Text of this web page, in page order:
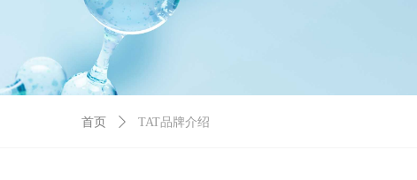
首页 ꄲ TAT品牌介绍